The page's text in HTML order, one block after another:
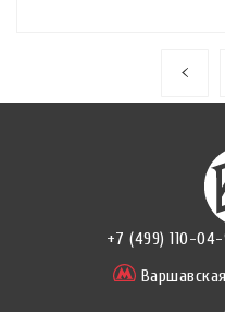
+7 (499) 110-04-